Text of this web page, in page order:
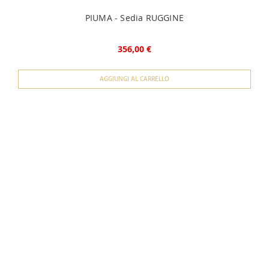
PIUMA - Sedia RUGGINE
356,00 €
AGGIUNGI AL CARRELLO